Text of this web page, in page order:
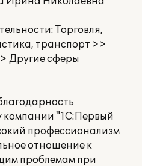
Торговля,
транспорт >>
Другие сферы
компании "1С:Первый
профессионализм
отношение к
проблемам при